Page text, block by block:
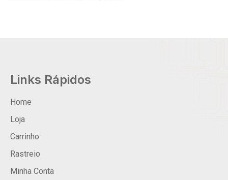
Links Rápidos
Home
Loja
Carrinho
Rastreio
Minha Conta